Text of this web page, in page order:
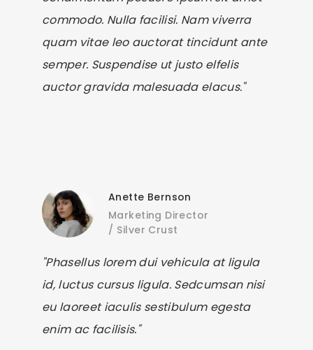
commodo. Nulla facilisi. Nam viverra
quam vitae leo auctorat tincidunt ante
semper. Suspendise ut justo elfelis
auctor gravida malesuada elacus."
Anette Bernson
Marketing Director
/ Silver Crust
"Phasellus lorem dui vehicula at ligula
id, luctus cursus ligula. Sedcumsan nisi
eu laoreet iaculis sestibulum egesta
enim ac facilisis."